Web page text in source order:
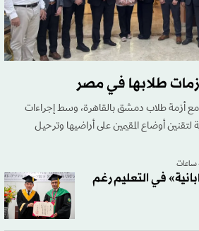
طلابها في مصر
أزمة طلاب دمشق بالقاهرة، وسط إجراءات
أوضاع المقيمين على أراضيها وترحيل
في التعليم رغم